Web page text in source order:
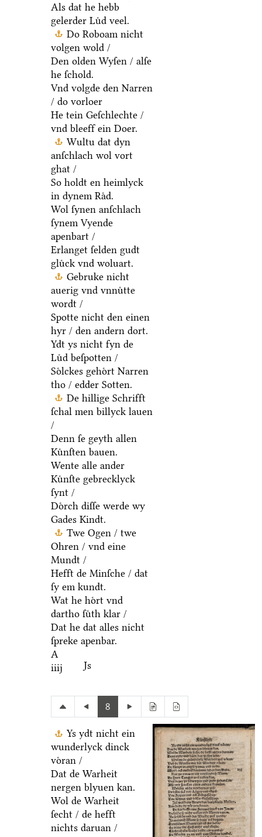
Als dat he hebb
gelerder Luͤd veel.
Do Roboam nicht
volgen wold /
Den olden Wyſen / alſe
he ſchold.
Vnd volgde den Narren
/ do vorloer
He tein Geſchlechte /
vnd bleeff ein Doer.
Wultu dat dyn
anſchlach wol vort
ghat /
So holdt en heimlyck
in dynem Raͤd.
Wol ſynen anſchlach
ſynem Vyende
apenbart /
Erlanget ſelden gudt
gluͤck vnd woluart.
Gebruke nicht
auerig vnd vnnuͤtte
wordt /
Spotte nicht den einen
hyr / den andern dort.
Ydt ys nicht fyn de
Luͤd beſpotten /
Soͤlckes gehoͤrt Narren
tho / edder Sotten.
De hillige Schrifft
ſchal men billyck lauen
/
Denn ſe geyth allen
Kuͤnſten bauen.
Wente alle ander
Kuͤnſte gebrecklyck
ſynt /
Doͤrch diſſe werde wy
Gades Kindt.
Twe Ogen / twe
Ohren / vnd eine
Mundt /
Hefft de Minſche / dat
ſy em kundt.
Wat he hoͤrt vnd
dartho ſuͤth klar /
Dat he dat alles nicht
ſpreke apenbar.
A
iiij
Js
8
Ys ydt nicht ein
wunderlyck dinck
voͤran /
Dat de Warheit
nergen blyuen kan.
Wol de Warheit
ſecht / de hefft
nichts daruan /